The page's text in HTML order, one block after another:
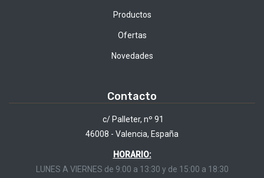
Productos
Ofertas
Novedades
Contacto
c/ Palleter, nº 91
46008 - Valencia, España
HORARIO:
LUNES A VIERNES de 9:00 a 13:30 y de 15:00 a 18:30